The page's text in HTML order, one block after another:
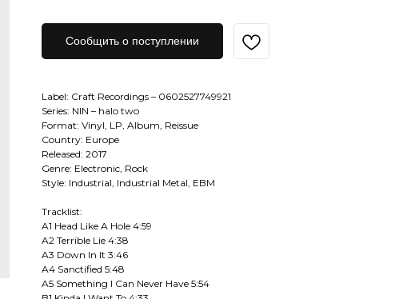
Сообщить о поступлении
Label: Craft Recordings – 0602527749921
Series: NIN – halo two
Format: Vinyl, LP, Album, Reissue
Country: Europe
Released: 2017
Genre: Electronic, Rock
Style: Industrial, Industrial Metal, EBM
Tracklist:
A1 Head Like A Hole 4:59
A2 Terrible Lie 4:38
A3 Down In It 3:46
A4 Sanctified 5:48
A5 Something I Can Never Have 5:54